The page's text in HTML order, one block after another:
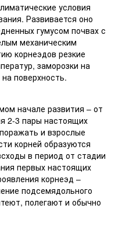
условия
Развивается оно
гумусом почвах с
механическим
корнеэдов резкие
заморозки на
поверхность.
начале развития – от
2-3 пары настоящих
и взрослые
корней образуются
в период от стадии
первых настоящих
корнеэд –
подсемядольного
полегают и обычно